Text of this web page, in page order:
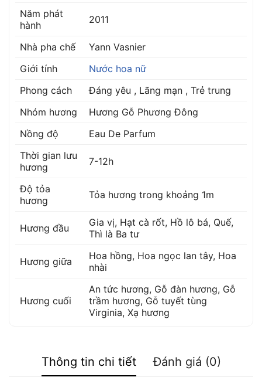
Năm phát
hành
2011
Nhà pha chế
Yann Vasnier
Giới tính
Nước hoa nữ
Phong cách
Đáng yêu , Lãng mạn , Trẻ trung
Nhóm hương
Hương Gỗ Phương Đông
Nồng độ
Eau De Parfum
Thời gian lưu
hương
7-12h
Độ tỏa
hương
Tỏa hương trong khoảng 1m
Hương đầu Gia vị, Hạt cà rốt, Hồ lô bá, Quế,
Thì là Ba tư
Hương giữa Hoa hồng, Hoa ngọc lan tây, Hoa
nhài
Hương cuối
An tức hương, Gỗ đàn hương, Gỗ
trầm hương, Gỗ tuyết tùng
Virginia, Xạ hương
Thông tin chi tiết Đánh giá (0)